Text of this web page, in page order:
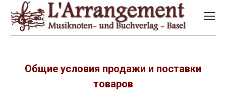
Общие условия продажи и поставки
товаров